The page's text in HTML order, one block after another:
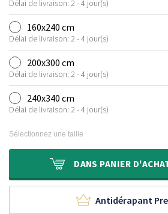
Délai de livraison: 2 - 4 jour(s)
160x240 cm
Délai de livraison: 2 - 4 jour(s)
200x300 cm
Délai de livraison: 2 - 4 jour(s)
240x340 cm
Délai de livraison: 2 - 4 jour(s)
Sélectionnez une taille
DANS PANIER
Antidérapant